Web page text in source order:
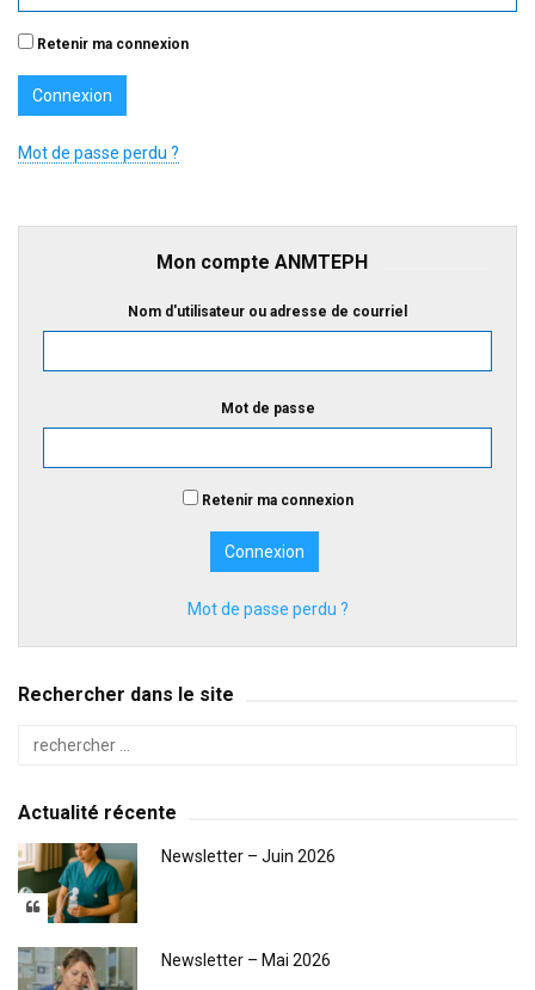
Retenir ma connexion
Mot de passe perdu ?
Mon compte ANMTEPH
Nom d'utilisateur ou adresse de courriel
Mot de passe
Retenir ma connexion
Mot de passe perdu ?
Rechercher dans le site
Actualité récente
Newsletter – Juin 2026
Newsletter – Mai 2026